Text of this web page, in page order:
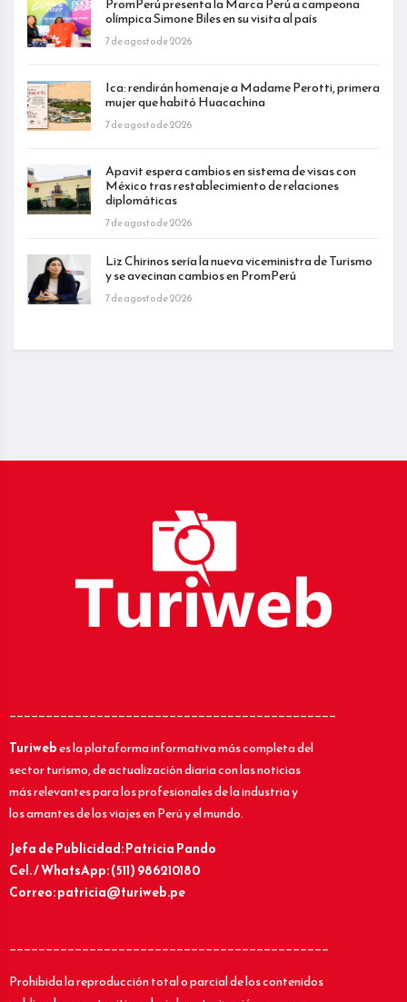
PromPerú presenta la Marca Perú a campeona
olímpica Simone Biles en su visita al país
7 de agosto de 2026
Ica: rendirán homenaje a Madame Perotti, primera
mujer que habitó Huacachina
7 de agosto de 2026
Apavit espera cambios en sistema de visas con
México tras restablecimiento de relaciones
diplomáticas
7 de agosto de 2026
Liz Chirinos sería la nueva viceministra de Turismo
y se avecinan cambios en PromPerú
7 de agosto de 2026
_____________________________________________
Turiwebes la plataforma informativa más completa del
sector turismo, de actualización diaria con las noticias
más relevantes para los profesionales de la industria y
los amantes de los viajes en Perú y el mundo.
Jefa de Publicidad: Patricia Pando
Cel. / WhatsApp: (511) 986210180
Correo: patricia@turiweb.pe
____________________________________________
Prohibida la reproducción total o parcial de los contenidos